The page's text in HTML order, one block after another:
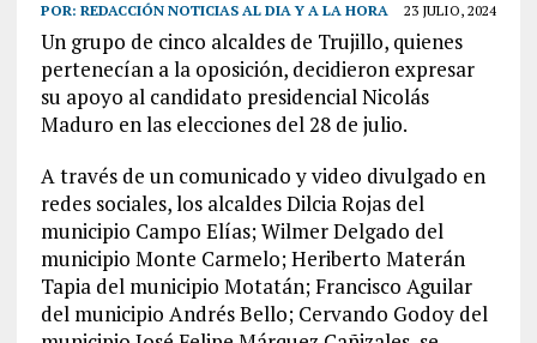
POR: REDACCIÓN NOTICIAS AL DIA Y A LA HORA 23 JULIO, 2024
Un grupo de cinco alcaldes de Trujillo, quienes
pertenecían a la oposición, decidieron expresar
su apoyo al candidato presidencial Nicolás
Maduro en las elecciones del 28 de julio.
A través de un comunicado y video divulgado en
redes sociales, los alcaldes Dilcia Rojas del
municipio Campo Elías; Wilmer Delgado del
municipio Monte Carmelo; Heriberto Materán
Tapia del municipio Motatán; Francisco Aguilar
del municipio Andrés Bello; Cervando Godoy del